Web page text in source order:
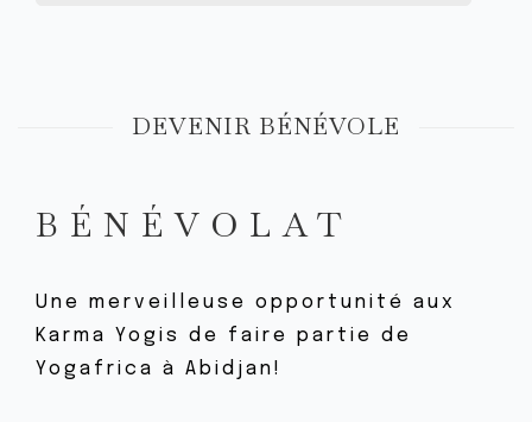
DEVENIR BÉNÉVOLE
BÉNÉVOLAT
Une merveilleuse opportunité aux
Karma Yogis de faire partie de
Yogafrica à Abidjan!